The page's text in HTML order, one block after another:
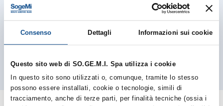
Consenso Dettagli Informazioni sui cookie
Questo sito web di SO.GE.M.I. Spa utilizza i cookie
In questo sito sono utilizzati o, comunque, tramite lo stesso
possono essere installati, cookie o tecnologie, simili di
tracciamento, anche di terze parti, per finalità tecniche (ossia i
emails. For information about our privacy practices, please visit our